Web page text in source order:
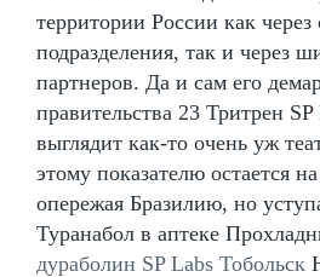
территории России как через
подразделения, так и через
партнеров. Да и сам его
правительства 23 Тритрен
выглядит как-то очень уж
этому показателю остается
опережая Бразилию, но
Туранабол в аптеке
дураболин SP Labs Тобольск